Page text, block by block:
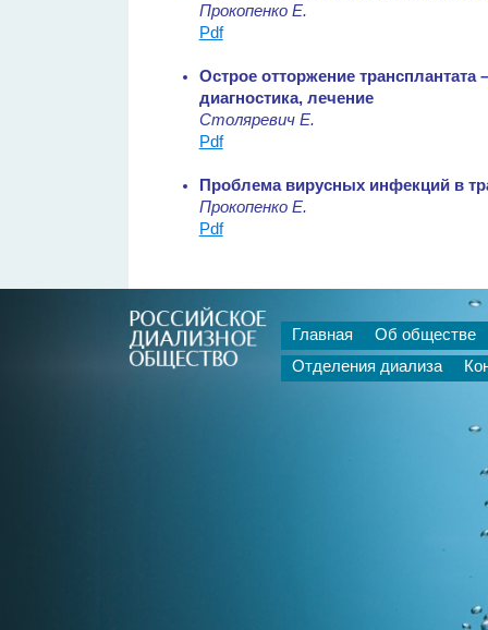
Прокопенко Е.
Pdf
Острое отторжение
диагностика, лечение
Столяревич Е.
Pdf
Проблема вирусных инфекций в
Прокопенко Е.
Pdf
Главная
Об обществе
Отделения диализа